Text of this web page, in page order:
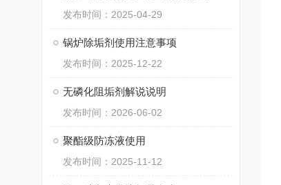
发布时间：2025-04-29
锅炉除垢剂使用注意事项
发布时间：2025-12-22
无磷化阻垢剂解说说明
发布时间：2026-06-02
聚酯级防冻液使用
发布时间：2025-11-12